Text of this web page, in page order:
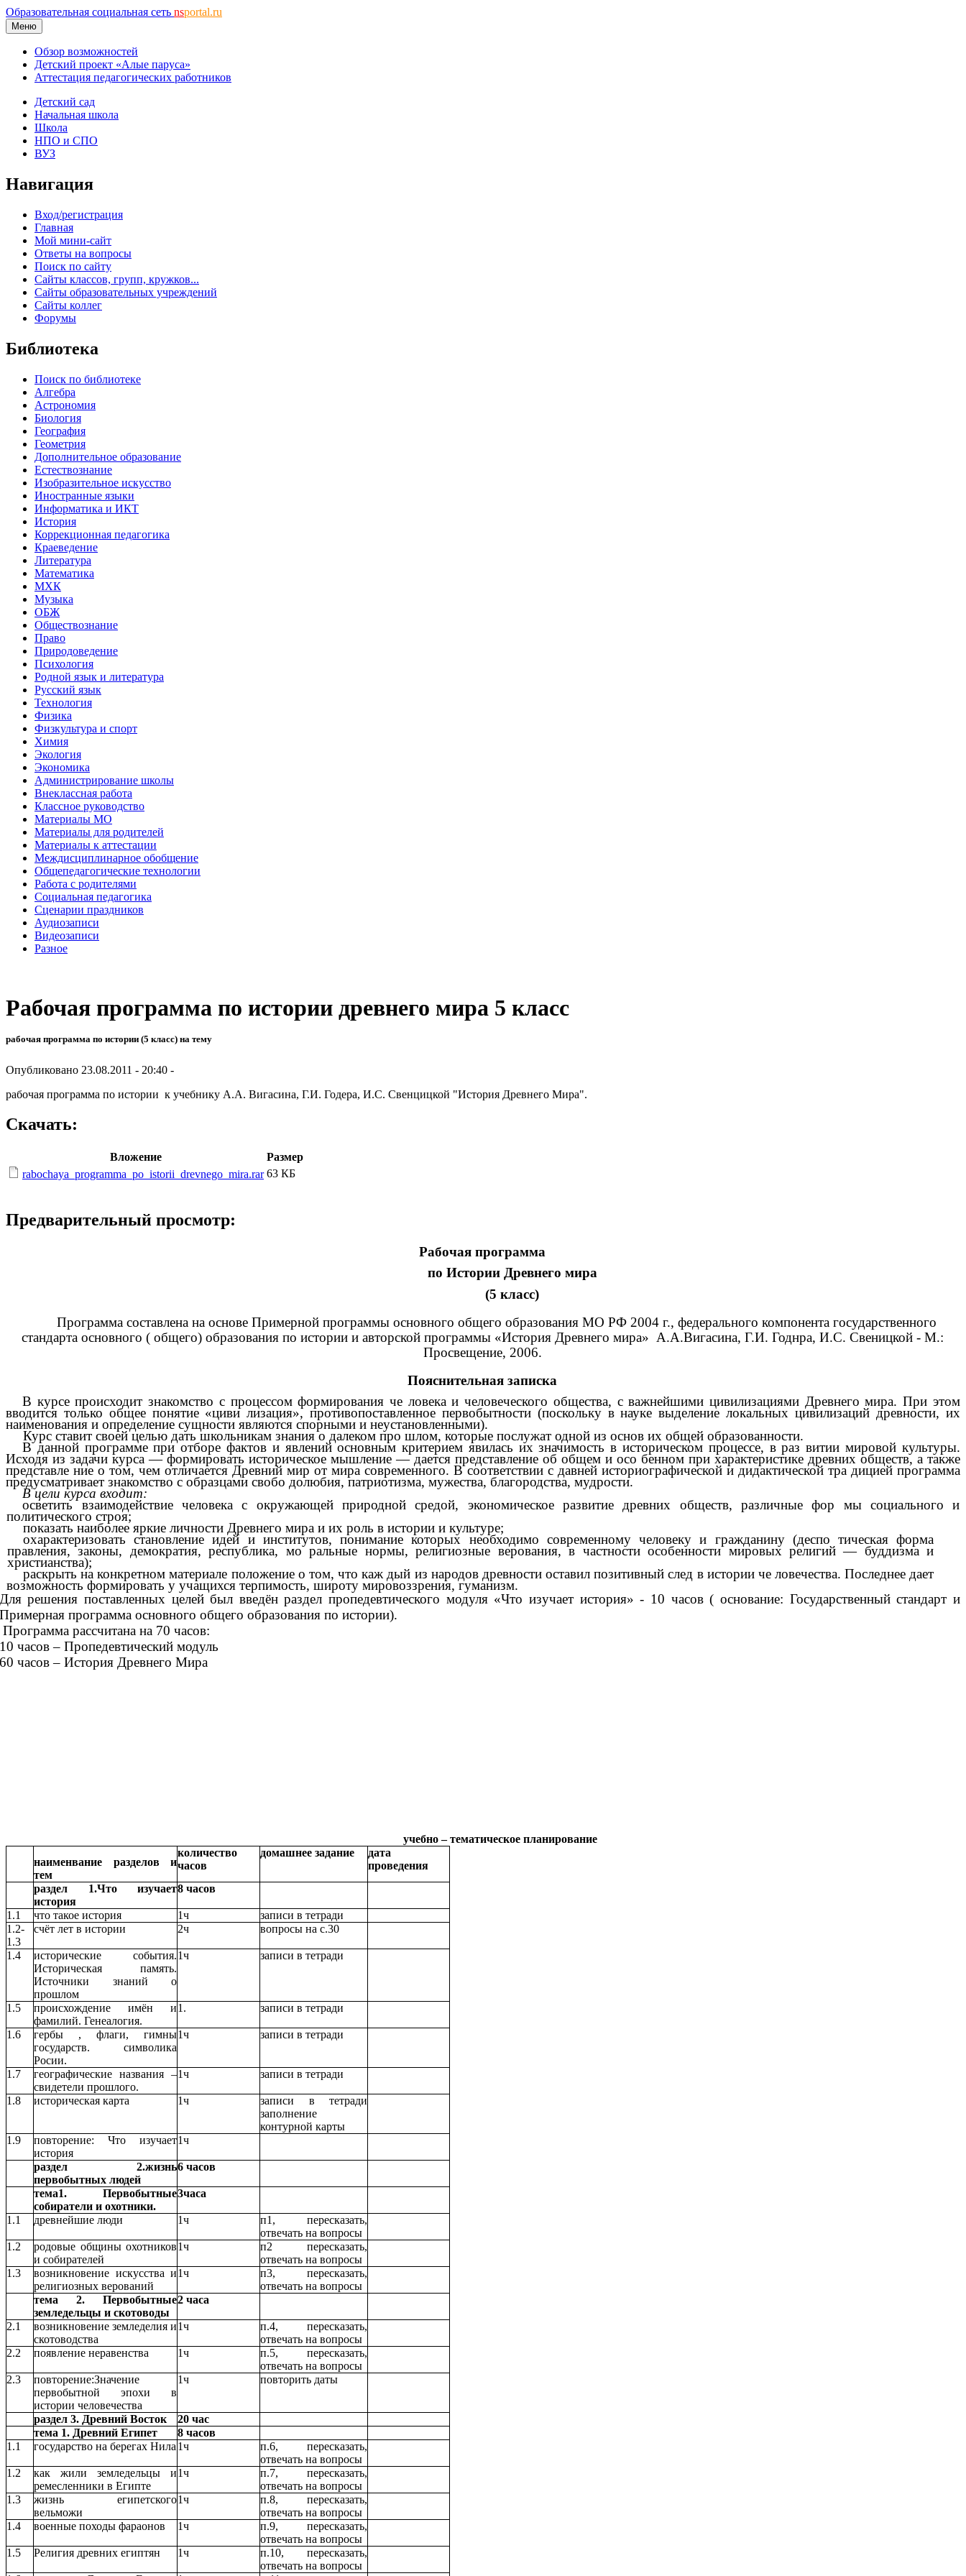
Образовательная социальная сеть nsportal.ru
Меню
Обзор возможностей
Детский проект «Алые паруса»
Аттестация педагогических работников
Детский сад
Начальная школа
Школа
НПО и СПО
ВУЗ
Навигация
Вход/регистрация
Главная
Мой мини-сайт
Ответы на вопросы
Поиск по сайту
Сайты классов, групп, кружков...
Сайты образовательных учреждений
Сайты коллег
Форумы
Библиотека
Поиск по библиотеке
Алгебра
Астрономия
Биология
География
Геометрия
Дополнительное образование
Естествознание
Изобразительное искусство
Иностранные языки
Информатика и ИКТ
История
Коррекционная педагогика
Краеведение
Литература
Математика
МХК
Музыка
ОБЖ
Обществознание
Право
Природоведение
Психология
Родной язык и литература
Русский язык
Технология
Физика
Физкультура и спорт
Химия
Экология
Экономика
Администрирование школы
Внеклассная работа
Классное руководство
Материалы МО
Материалы для родителей
Материалы к аттестации
Междисциплинарное обобщение
Общепедагогические технологии
Работа с родителями
Социальная педагогика
Сценарии праздников
Аудиозаписи
Видеозаписи
Разное
Рабочая программа по истории древнего мира 5 класс
рабочая программа по истории (5 класс) на тему
Опубликовано 23.08.2011 - 20:40 -
рабочая программа по истории к учебнику А.А. Вигасина, Г.И. Годера, И.С. Свенцицкой "История Древнего Мира".
Скачать:
Вложение
Размер
rabochaya_programma_po_istorii_drevnego_mira.rar 63 КБ
Предварительный просмотр:
Рабочая программа
по Истории Древнего мира
(5 класс)
Программа составлена на основе Примерной программы основного общего образования МО РФ 2004 г., федерального компонента государственного
стандарта основного ( общего) образования по истории и авторской программы «История Древнего мира» А.А.Вигасина, Г.И. Годнра, И.С. Свеницкой - М.:
Просвещение, 2006.
Пояснительная записка
В курсе происходит знакомство с процессом формирования че ловека и человеческого общества, с важнейшими цивилизациями Древнего мира. При этом
вводится только общее понятие «циви лизация», противопоставленное первобытности (поскольку в науке выделение локальных цивилизаций древности, их
наименования и определение сущности являются спорными и неустановленными).
Курс ставит своей целью дать школьникам знания о далеком про шлом, которые послужат одной из основ их общей образованности.
В данной программе при отборе фактов и явлений основным критерием явилась их значимость в историческом процессе, в раз витии мировой культуры.
Исходя из задачи курса — формировать историческое мышление — дается представление об общем и осо бенном при характеристике древних обществ, а также
представле ние о том, чем отличается Древний мир от мира современного. В соответствии с давней историографической и дидактической тра дицией программа
предусматривает знакомство с образцами свобо долюбия, патриотизма, мужества, благородства, мудрости.
В цели курса входит:
осветить взаимодействие человека с окружающей природной средой, экономическое развитие древних обществ, различные фор мы социального и
политического строя;
показать наиболее яркие личности Древнего мира и их роль в истории и культуре;
охарактеризовать становление идей и институтов, понимание которых необходимо современному человеку и гражданину (деспо тическая форма
правления, законы, демократия, республика, мо ральные нормы, религиозные верования, в частности особенности мировых религий — буддизма и
христианства);
раскрыть на конкретном материале положение о том, что каж дый из народов древности оставил позитивный след в истории че ловечества. Последнее дает
возможность формировать у учащихся терпимость, широту мировоззрения, гуманизм.
решения поставленных целей был введён раздел пропедевтического модуля «Что изучает история» - 10 часов ( основание: Государственный стандарт и
программа основного общего образования по истории).
рассчитана на 70 часов:
часов – Пропедевтический модуль
часов – История Древнего Мира
учебно – тематическое планирование
наименвание разделов и
тем
количество
часов
домашнее задание
дата
проведения
раздел 1.Что изучает
история
8 часов
1.1 что такое история 1ч
записи в тетради
1.2-
1.3
счёт лет в истории 2ч вопросы на с.30
1.4
исторические события.
Историческая память.
Источники знаний о
прошлом
1ч записи в тетради
1.5
происхождение имён и
фамилий. Генеалогия.
1. записи в тетради
1.6
гербы , флаги, гимны
государств. символика
Росии.
1ч записи в тетради
1.7
географические названия –
свидетели прошлого.
1ч записи в тетради
1.8 историческая карта 1ч
записи в тетради
заполнение
контурной карты
1.9
повторение: Что изучает
история
1ч
раздел 2.жизнь
первобытных людей
6 часов
тема1. Первобытные
собиратели и охотники.
3часа
1.1 древнейшие люди 1ч
п1, пересказать,
отвечать на вопросы
1.2
родовые общины охотников
и собирателей
1ч
п2 пересказать,
отвечать на вопросы
1.3
возникновение искусства и
религиозных верований
1ч
п3, пересказать,
отвечать на вопросы
тема 2. Первобытные
земледельцы и скотоводы
2 часа
2.1
возникновение земледелия и
скотоводства
1ч
п.4, пересказать,
отвечать на вопросы
2.2
появление неравенства 1ч
п.5, пересказать,
отвечать на вопросы
2.3
повторение:Значение
первобытной эпохи в
истории человечества
1ч повторить даты
раздел 3. Древний Восток
20 час
тема 1. Древний Египет
8 часов
1.1
государство на берегах Нила 1ч
п.6, пересказать,
отвечать на вопросы
1.2
как жили земледельцы и
ремесленники в Египте
1ч
п.7, пересказать,
отвечать на вопросы
1.3
жизнь египетского
вельможи
1ч
п.8, пересказать,
отвечать на вопросы
1.4
военные походы фараонов 1ч
п.9, пересказать,
отвечать на вопросы
1.5
Религия древних египтян 1ч
п.10, пересказать,
отвечать на вопросы